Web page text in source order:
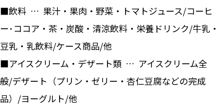
■飲料 … 果汁・果肉・野菜・トマトジュース/コーヒ
ー･ココア・茶・炭酸・清涼飲料・栄養ドリンク/牛乳・
豆乳・乳飲料/ケース商品/他
■アイスクリーム・デザート類 … アイスクリーム全
般/デザート（プリン・ゼリー・杏仁豆腐などの完成
品）/ヨーグルト/他